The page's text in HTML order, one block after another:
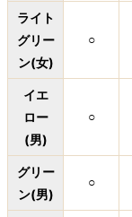
ライト
グリー
ン(女)
○
イエ
ロー
(男)
○
グリー
ン(男)
○